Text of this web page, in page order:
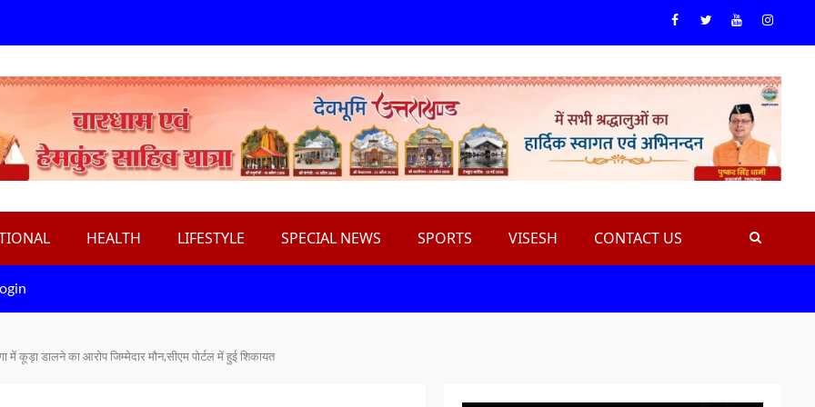
Facebook
TwiteerYoutube
HEALTH LIFESTYLE SPECIAL NEWS SPORTS VISESH CONTACT US
कूड़ा डालने का आरोप जिम्मेदार मौन,सीएम पोर्टल में हुई शिकायत